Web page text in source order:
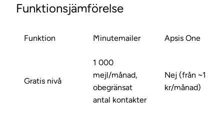
Funktionsjämförelse
Funktion Minutemailer Apsis One
Gratis nivå
1 000
mejl/månad,
obegränsat
antal kontakter
Nej (från ~1 100
kr/månad)